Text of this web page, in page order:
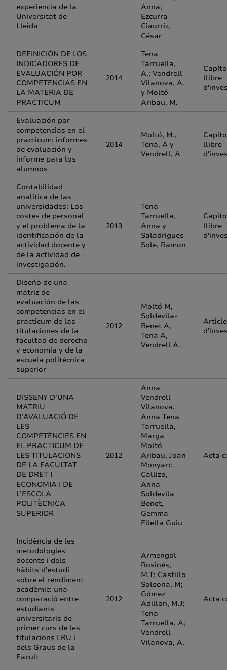
experiencia de la
Universitat de
Lleida
Anna;
Ezcurra
Ciaurriz,
César
DEFINICIÓN DE LOS
INDICADORES DE
EVALUACIÓN POR
COMPETENCIAS EN
LA MATERIA DE
PRACTICUM
2014
Tena
Tarruella,
A.; Vendrell
Vilanova, A.
y Moltó
Aribau, M.
llibre
Evaluación por
competencias en el
practicum: informes
de evaluación y
informe para los
alumnos
2014
Moltó, M.,
Tena, A y
Vendrell, A
llibre
Contabilidad
analítica de las
universidades: Los
costes de personal
y el problema de la
identificación de la
actividad docente y
de la actividad de
investigación.
2013
Tena
Tarruella,
Anna y
Saladrigues
Sole, Ramon
llibre
Diseño de una
matriz de
evaluación de las
competencias en el
practicum de las
titulaciones de la
facultad de derecho
y economía y de la
escuela politécnica
superior
2012
Moltó M,
Soldevila-
Benet A,
Tena A,
Vendrell A.
Article
DISSENY D’UNA
MATRIU
D’AVALUACIÓ DE
LES
COMPETÈNCIES EN
EL PRACTICUM DE
LES TITULACIONS
DE LA FACULTAT
DE DRET I
ECONOMIA I DE
L’ESCOLA
POLITÈCNICA
SUPERIOR
2012
Anna
Vendrell
Vilanova,
Anna Tena
Tarruella,
Marga
Moltó
Aribau, Joan
Monyarc
Callizo,
Anna
Soldevila
Benet,
Gemma
Filella Guiu
Acta
Incidència de les
metodologies
docents i dels
hàbits d'estudi
sobre el rendiment
acadèmic: una
comparació entre
estudiants
universitaris de
primer curs de les
titulacions LRU i
dels Graus de la
Facult
2012
Armengol
Rosinés,
M.T; Castillo
Solsona, M;
Gómez
Adillon, M.J;
Tena
Tarruella, A;
Vendrell
Vilanova, A.
Acta